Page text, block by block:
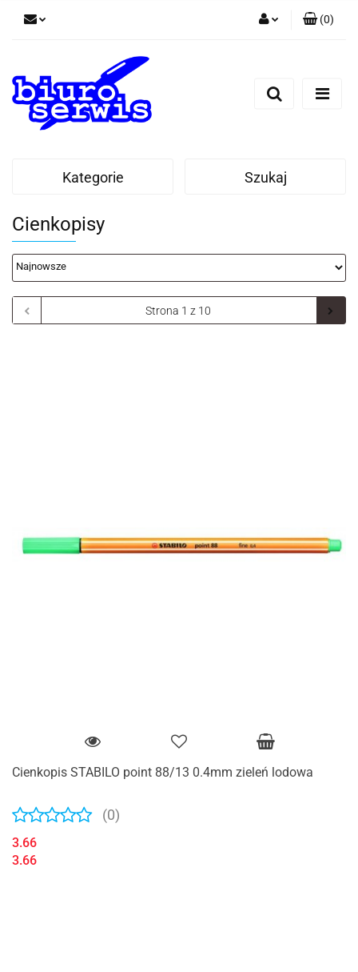
Zarejestruj się
(0)
Kategorie Szukaj
Cienkopisy
Cienkopis STABILO point 88/13 0.4mm zieleń lodowa
(0)
3.66
3.66